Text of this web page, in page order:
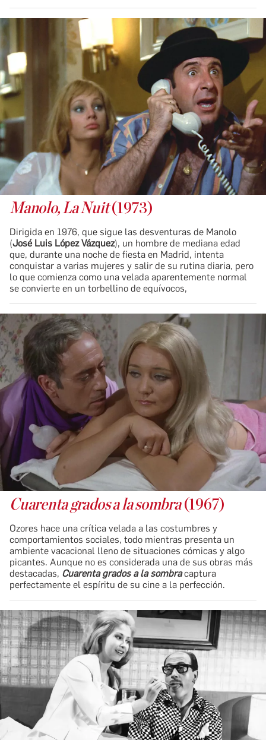
Manolo, La Nuit(1973)
Dirigida en 1976, que sigue las desventuras de Manolo
(José Luis López Vázquez), un hombre de mediana edad
que, durante una noche de fiesta en Madrid, intenta
conquistar a varias mujeres y salir de su rutina diaria, pero
lo que comienza como una velada aparentemente normal
se convierte en un torbellino de equívocos,
Cuarenta grados a la sombra(1967)
Ozores hace una crítica velada a las costumbres y
comportamientos sociales, todo mientras presenta un
ambiente vacacional lleno de situaciones cómicas y algo
picantes. Aunque no es considerada una de sus obras más
destacadas, Cuarenta grados a la sombracaptura
perfectamente el espíritu de su cine a la perfección.